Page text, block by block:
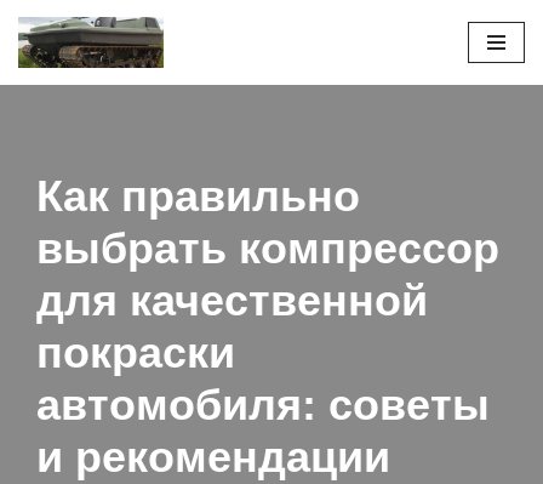
Перейти
Как правильно
выбрать компрессор
для качественной
покраски
автомобиля: советы
и рекомендации